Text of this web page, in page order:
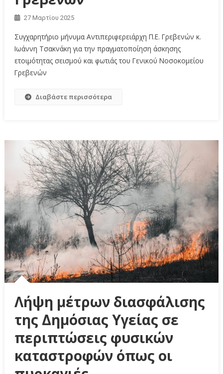
27 Μαρτίου 2025
Συγχαρητήριο μήνυμα Αντιπεριφερειάρχη Π.Ε. Γρεβενών κ.
Ιωάννη Τσακνάκη για την πραγματοποίηση άσκησης
ετοιμότητας σεισμού και φωτιάς του Γενικού Νοσοκομείου
Γρεβενών
Διαβάστε περισσότερα
Λήψη μέτρων διασφάλισης
της Δημόσιας Υγείας σε
περιπτώσεις φυσικών
καταστροφών όπως οι